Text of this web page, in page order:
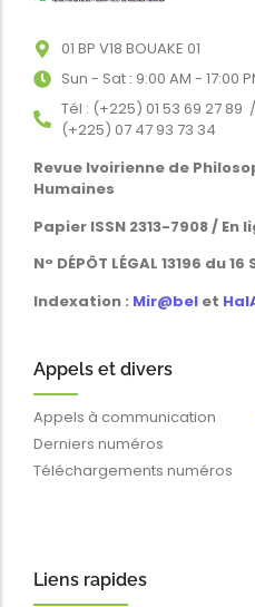
01 BP V18 BOUAKE 01
Sun - Sat : 9:00 AM - 17:00
Tél : (+225) 01 53 69 27 89
(+225) 07 47 93 73 34
Revue Ivoirienne de
Humaines
Papier ISSN 2313-7908 / En
N° DÉPÔT LÉGAL 13196 du
Indexation : Mir@bel et
Appels et divers
Appels à communication
Derniers numéros
Téléchargements numéros
Liens rapides